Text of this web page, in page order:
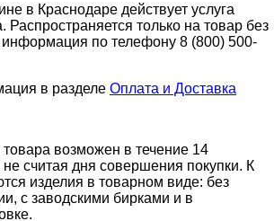
в Краснодаре действует услуга
Распространяется только на товар без
по телефону 8 (800) 500-
в разделе Оплата и Доставка
возможен в течение 14
считая дня совершения покупки. К
изделия в товарном виде: без
с заводскими бирками и в